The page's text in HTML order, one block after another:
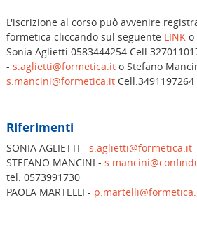
L'iscrizione al corso può avvenire
formetica cliccando sul seguente LINKo
Sonia Aglietti 0583444254
- s.aglietti@formetica.ito Stefano
s.mancini@formetica.itCell.3491197264
Riferimenti
SONIA AGLIETTI - s.aglietti@formetica.it
STEFANO MANCINI -
tel. 0573991730
PAOLA MARTELLI -